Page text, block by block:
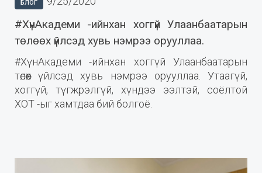
БЛОГ
#ХүнАкадеми -ийнхан хоггүй Улаанбаатарын
төлөөх үйлсэд хувь нэмрээ орууллаа.
#ХүнАкадеми -ийнхан хоггүй Улаанбаатарын
төлөөх үйлсэд хувь нэмрээ орууллаа. Утаагүй,
хоггүй, түгжрэлгүй, хүндээ ээлтэй, соёлтой
ХОТ -ыг хамтдаа бий болгоё.